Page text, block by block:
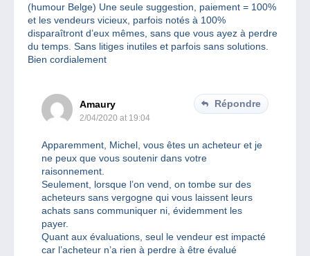
(humour Belge) Une seule suggestion, paiement = 100%
et les vendeurs vicieux, parfois notés à 100%
disparaîtront d’eux mêmes, sans que vous ayez à perdre
du temps. Sans litiges inutiles et parfois sans solutions.
Bien cordialement
Amaury
2/04/2020 at 19:04
Répondre
Apparemment, Michel, vous êtes un acheteur et je
ne peux que vous soutenir dans votre
raisonnement.
Seulement, lorsque l’on vend, on tombe sur des
acheteurs sans vergogne qui vous laissent leurs
achats sans communiquer ni, évidemment les
payer.
Quant aux évaluations, seul le vendeur est impacté
car l’acheteur n’a rien à perdre à être évalué